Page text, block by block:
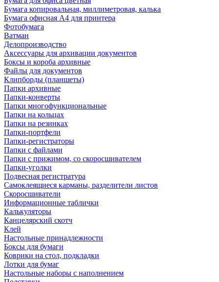
Бумага копировальная, миллиметровая, калька
Бумага офисная А4 для принтера
Фотобумага
Ватман
Делопроизводство
Аксессуары для архивации документов
Боксы и короба архивные
Файлы для документов
Клипборды (планшеты)
Папки архивные
Папки-конверты
Папки многофункциональные
Папки на кольцах
Папки на резинках
Папки-портфели
Папки-регистраторы
Папки с файлами
Папки с прижимом, со скоросшивателем
Папки-уголки
Подвесная регистратура
Самоклеящиеся карманы, разделители листов
Скоросшиватели
Информационные таблички
Калькуляторы
Канцелярский скотч
Клей
Настольные принадлежности
Боксы для бумаги
Коврики на стол, подкладки
Лотки для бумаг
Настольные наборы с наполнением